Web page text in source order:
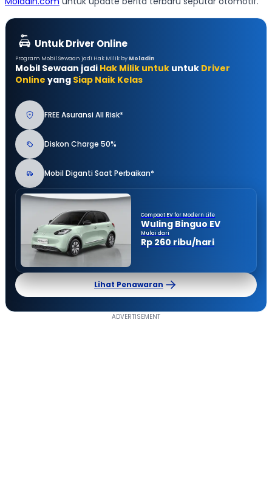
Untuk Driver Online
Program Mobil Sewaan jadi Hak Milik by Moladin
Mobil Sewaan jadi Hak Milik untuk untuk Driver
Online yang Siap Naik Kelas
FREE Asuransi All Risk*
Diskon Charge 50%
Mobil Diganti Saat Perbaikan*
Compact EV for Modern Life
Wuling Binguo EV
Mulai dari
Rp 260 ribu/hari
Lihat Penawaran